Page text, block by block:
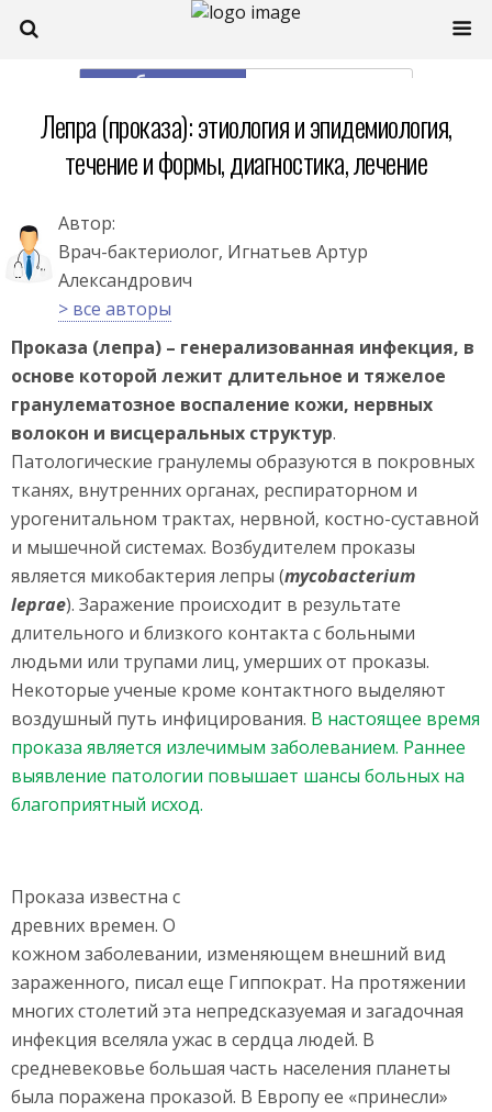
моб. версия
Лепра (проказа): этиология и эпидемиология,
течение и формы, диагностика, лечение
Автор:
Врач-бактериолог, Игнатьев Артур
Александрович
> все авторы
Проказа (лепра) – генерализованная инфекция, в
основе которой лежит длительное и тяжелое
гранулематозное воспаление кожи, нервных
волокон и висцеральных структур.
Патологические гранулемы образуются в покровных
тканях, внутренних органах, респираторном и
урогенитальном трактах, нервной, костно-суставной
и мышечной системах. Возбудителем проказы
является микобактерия лепры (mycobacterium
leprae). Заражение происходит в результате
длительного и близкого контакта с больными
людьми или трупами лиц, умерших от проказы.
Некоторые ученые кроме контактного выделяют
воздушный путь инфицирования. В настоящее время
проказа является излечимым заболеванием. Раннее
выявление патологии повышает шансы больных на
благоприятный исход.
Проказа известна с
древних времен. О
кожном заболевании, изменяющем внешний вид
зараженного, писал еще Гиппократ. На протяжении
многих столетий эта непредсказуемая и загадочная
инфекция вселяла ужас в сердца людей. В
средневековье большая часть населения планеты
была поражена проказой. В Европу ее «принесли»